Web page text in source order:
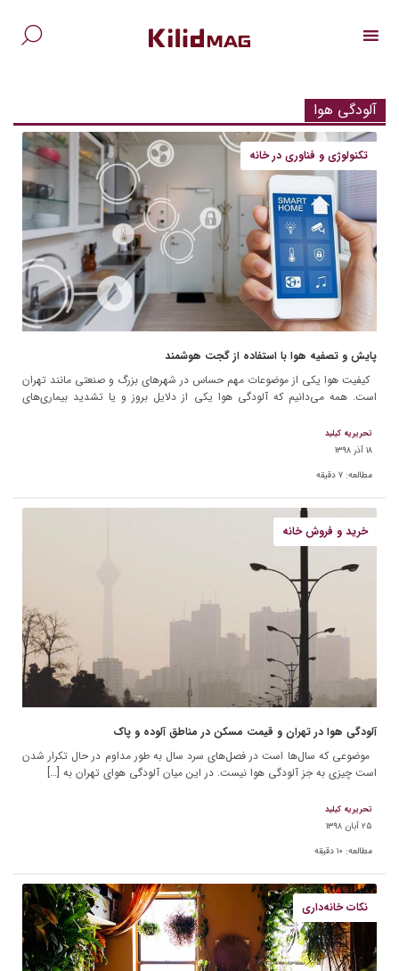
آلودگی هوا
تکنولوژی و فناوری در خانه
پایش و تصفیه هوا با استفاده از گجت هوشمند
کیفیت هوا یکی از موضوعات مهم حساس در شهرهای بزرگ و صنعتی مانند تهران
است. همه می‌دانیم که آلودگی هوا یکی از دلایل بروز و یا تشدید بیماری‌های
تحریریه کیلید
۱۸ آذر ۱۳۹۸
مطالعه: ۷ دقیقه
خرید و فروش خانه
آلودگی هوا در تهران و قیمت مسکن در مناطق آلوده‌ و پاک
موضوعی که سال‌ها است در فصل‌های سرد سال به طور مداوم در حال تکرار شدن
است چیزی به جز آلودگی هوا نیست. در این میان آلودگی هوای تهران به […]
تحریریه کیلید
۲۵ آبان ۱۳۹۸
مطالعه: ۱۰ دقیقه
نکات خانه‌داری